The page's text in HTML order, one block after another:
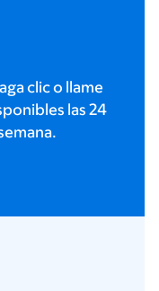
clic o llame
las 24